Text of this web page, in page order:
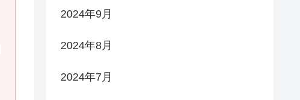
2024年9月
2024年8月
2024年7月